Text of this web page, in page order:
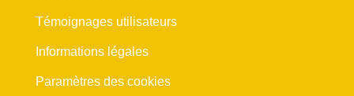
Témoignages utilisateurs
Informations légales
Paramètres des cookies